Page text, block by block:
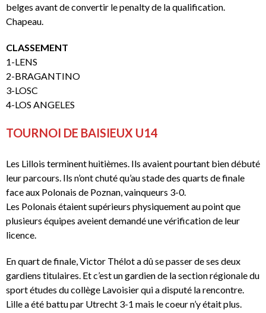
belges avant de convertir le penalty de la qualification.
Chapeau.
CLASSEMENT
1-LENS
2-BRAGANTINO
3-LOSC
4-LOS ANGELES
TOURNOI DE BAISIEUX U14
Les Lillois terminent huitièmes. Ils avaient pourtant bien débuté
leur parcours. Ils n’ont chuté qu’au stade des quarts de finale
face aux Polonais de Poznan, vainqueurs 3-0.
Les Polonais étaient supérieurs physiquement au point que
plusieurs équipes aveient demandé une vérification de leur
licence.
En quart de finale, Victor Thélot a dû se passer de ses deux
gardiens titulaires. Et c’est un gardien de la section régionale du
sport études du collège Lavoisier qui a disputé la rencontre.
Lille a été battu par Utrecht 3-1 mais le coeur n’y était plus.